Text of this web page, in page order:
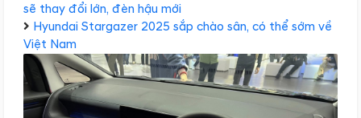
sẽ thay đổi lớn, đèn hậu mới
Hyundai Stargazer 2025 sắp chào sân, có thể sớm về
Việt Nam